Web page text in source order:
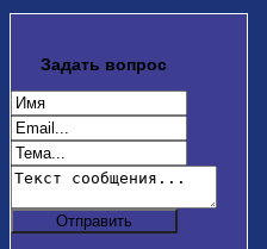
Задать вопрос